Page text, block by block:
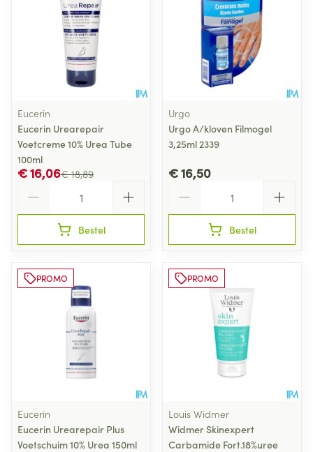
Eucerin
Eucerin Urearepair
Voetcreme 10% Urea Tube
100ml
€ 18,89
€ 16,06
Bestel
Urgo
Urgo A/kloven Filmogel
3,25ml 2339
€ 16,50
Bestel
PROMO
Eucerin
Eucerin Urearepair Plus
Voetschuim 10% Urea 150ml
PROMO
Louis Widmer
Widmer Skinexpert
Carbamide Fort.18%uree